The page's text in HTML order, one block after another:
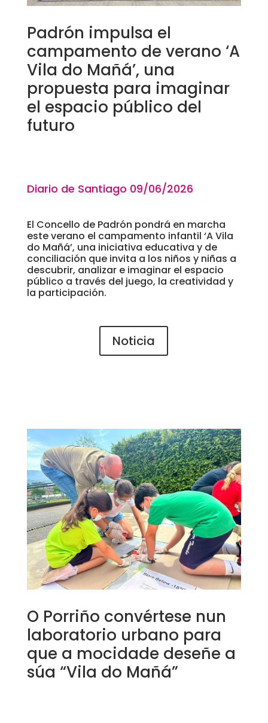
Padrón impulsa el
campamento de verano ‘A
Vila do Mañá’, una
propuesta para imaginar
el espacio público del
futuro
Diario de Santiago 09/06/2026
El Concello de Padrón pondrá en marcha
este verano el campamento infantil ‘A Vila
do Mañá’, una iniciativa educativa y de
conciliación que invita a los niños y niñas a
descubrir, analizar e imaginar el espacio
público a través del juego, la creatividad y
la participación.
Noticia
O Porriño convértese nun
laboratorio urbano para
que a mocidade deseñe a
súa “Vila do Mañá”